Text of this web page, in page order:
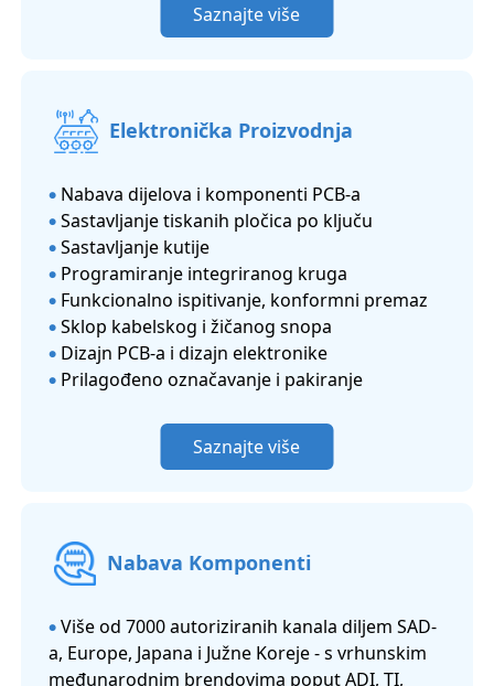
Saznajte više
Elektronička Proizvodnja
●Nabava dijelova i komponenti PCB-a
●Sastavljanje tiskanih pločica po ključu
●Sastavljanje kutije
●Programiranje integriranog kruga
●Funkcionalno ispitivanje, konformni premaz
●Sklop kabelskog i žičanog snopa
●Dizajn PCB-a i dizajn elektronike
●Prilagođeno označavanje i pakiranje
Saznajte više
Nabava Komponenti
●Više od 7000 autoriziranih kanala diljem SAD-
a, Europe, Japana i Južne Koreje - s vrhunskim
međunarodnim brendovima poput ADI, TI,